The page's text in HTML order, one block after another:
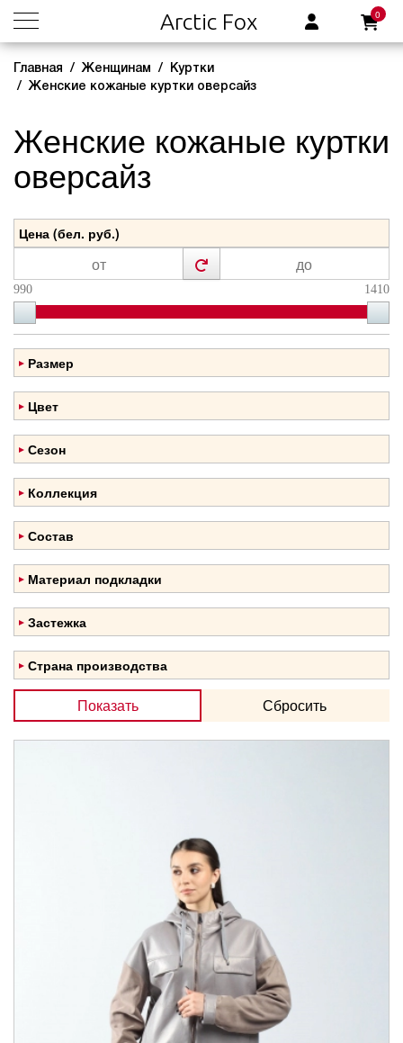
Arctic Fox 0
Главная Женщинам
Куртки
Женские кожаные куртки оверсайз
Женские кожаные куртки
оверсайз
Цена (бел. руб.)
990 1410
Размер
44
46
50
Цвет
Бежевый
Красный
Чёрный
Сезон
Зима
Деми
Коллекция
Зима
Весна-осень
Состав
Овчина
Материал подкладки
Полиэстер
Застежка
Молния
Пуговицы
Страна производства
БеларусьПоказать Сбросить